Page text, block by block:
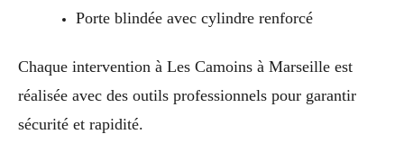
Porte blindée avec cylindre renforcé
Chaque intervention à Les Camoins à Marseille est
réalisée avec des outils professionnels pour garantir
sécurité et rapidité.